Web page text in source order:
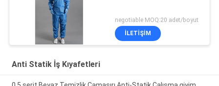
negotiable MOQ:20 adet/boyut
İLETIŞIM
Anti Statik İş Kıyafetleri